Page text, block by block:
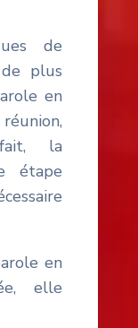
de
de plus
en
la
étape
en
elle